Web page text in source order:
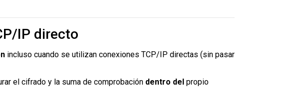
IP directo
incluso cuando se utilizan conexiones TCP/IP directas (sin pasar
el cifrado y la suma de comprobación dentro del propio